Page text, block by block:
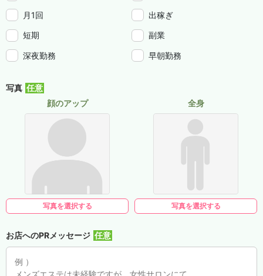
月1回 出稼ぎ
短期 副業
深夜勤務 早朝勤務
写真
顔のアップ
写真を選択する
全身
写真を選択する
お店へのPRメッセージ